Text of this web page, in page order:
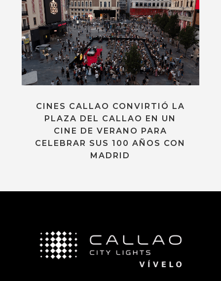
CINES CALLAO CONVIRTIÓ LA
PLAZA DEL CALLAO EN UN
CINE DE VERANO PARA
CELEBRAR SUS 100 AÑOS CON
MADRID